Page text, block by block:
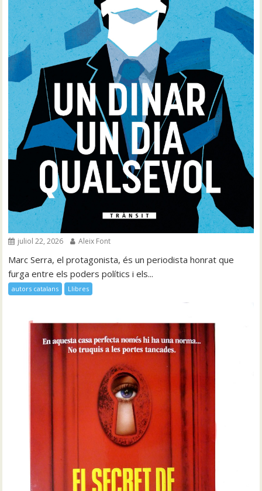
juliol 22, 2026 Aleix Font
Marc Serra, el protagonista, és un periodista honrat que
furga entre els poders polítics i els...
autors catalans Llibres